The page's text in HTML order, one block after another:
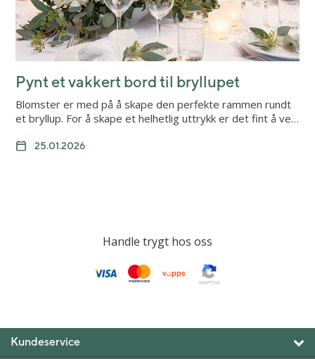
Pynt et vakkert bord til bryllupet
Blomster er med på å skape den perfekte rammen rundt
et bryllup. For å skape et helhetlig uttrykk er det fint å ve…
25.01.2026
Handle trygt hos oss
Kundeservice